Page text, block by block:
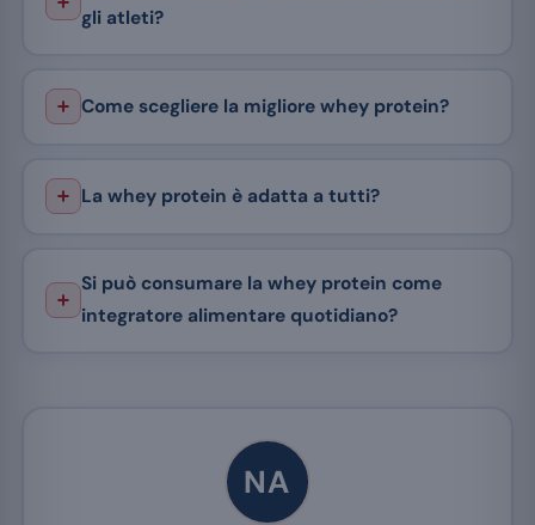
gli atleti?
Come scegliere la migliore whey protein?
La whey protein è adatta a tutti?
Si può consumare la whey protein come
integratore alimentare quotidiano?
NA